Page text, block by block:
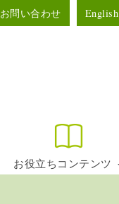
English
お問い合わせ
お役立ちコンテンツ